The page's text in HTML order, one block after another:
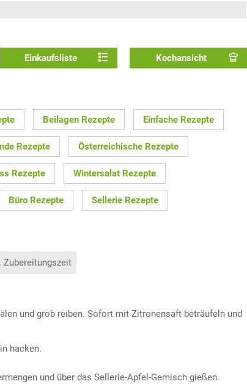
Einkaufsliste Kochansicht
Beilagen Rezepte Einfache Rezepte
Rezepte Österreichische Rezepte
Rezepte Wintersalat Rezepte
Büro Rezepte Sellerie Rezepte
Zubereitungszeit
und grob reiben. Sofort mit Zitronensaft beträufeln und
hacken.
und über das Sellerie-Apfel-Gemisch gießen.